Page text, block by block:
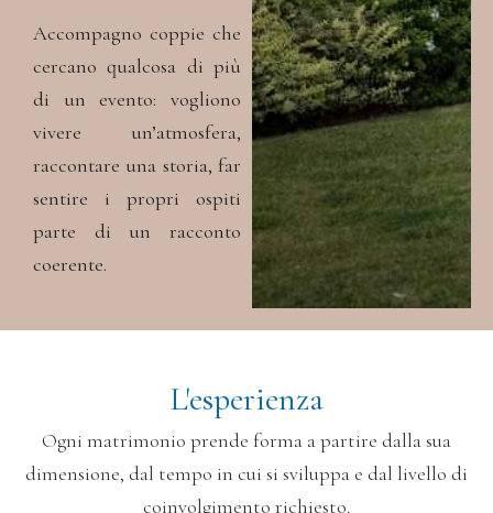
Accompagno coppie che
cercano qualcosa di più
di un evento:vogliono
vivere un’atmosfera,
raccontare una storia,far
sentire i propri ospiti
parte di un racconto
coerente.
L'esperienza
Ogni matrimonio prende forma a partire dalla sua
dimensione, dal tempo in cui si sviluppa e dal livello di
coinvolgimento richiesto.